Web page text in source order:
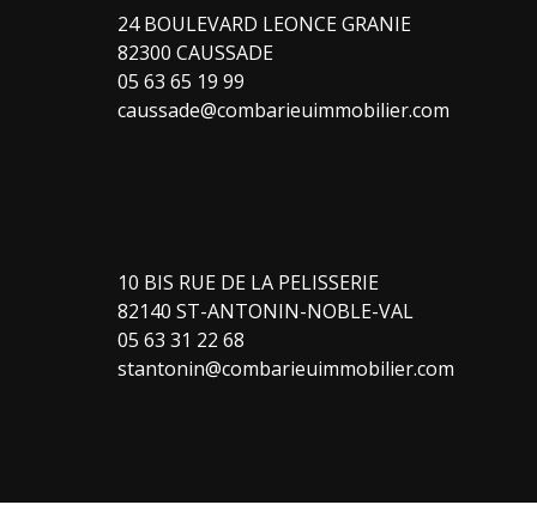
24 BOULEVARD LEONCE GRANIE
82300 CAUSSADE
05 63 65 19 99
caussade@combarieuimmobilier.com
10 BIS RUE DE LA PELISSERIE
82140 ST-ANTONIN-NOBLE-VAL
05 63 31 22 68
stantonin@combarieuimmobilier.com